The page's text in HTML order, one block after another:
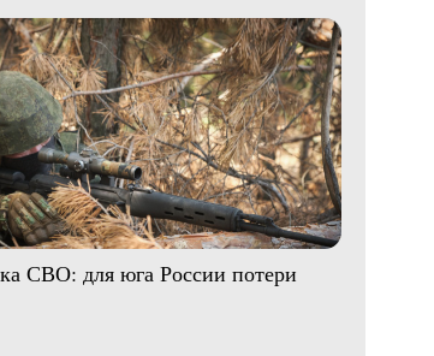
СВО: для юга России потери